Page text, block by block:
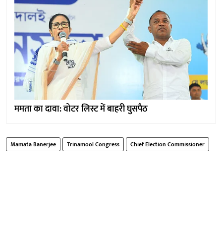
ममता का दावा: वोटर लिस्ट में बाहरी घुसपैठ
Mamata Banerjee Trinamool Congress Chief Election Commissioner